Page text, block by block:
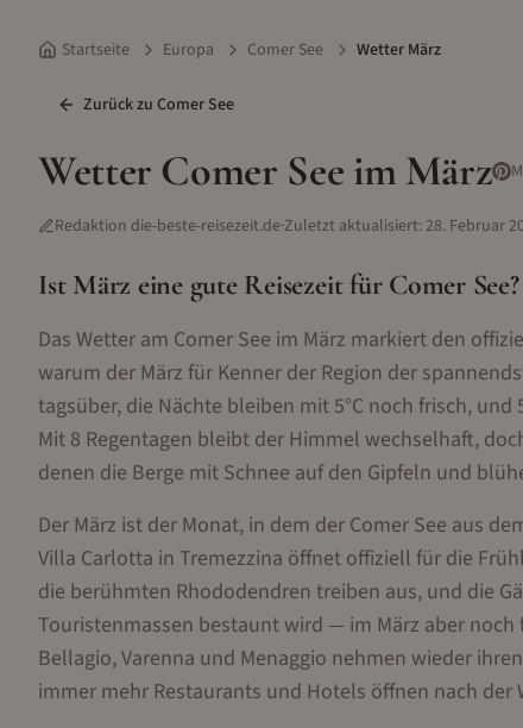
Startseite Europa Comer See Wetter März
Zurück zu Comer See
Wetter Comer See im März
Redaktion die-beste-reisezeit.de·Zuletzt aktualisiert:28. Februar
Ist März eine gute Reisezeit für Comer See?
Das Wetter am Comer See im März markiert den
warum der März für Kenner der Region der
tagsüber, die Nächte bleiben mit 5°C noch frisch,
Mit 8 Regentagen bleibt der Himmel wechselhaft,
denen die Berge mit Schnee auf den Gipfeln und
Der März ist der Monat, in dem der Comer See aus
Villa Carlotta in Tremezzina öffnet offiziell für die
die berühmten Rhododendren treiben aus, und die
Touristenmassen bestaunt wird — im März aber
Bellagio, Varenna und Menaggio nehmen wieder
immer mehr Restaurants und Hotels öffnen nach der